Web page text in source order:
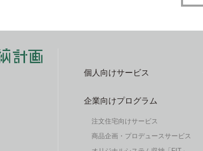
個人向けサービス
企業向けプログラム
注文住宅向けサービス
商品企画・プロデュースサービス